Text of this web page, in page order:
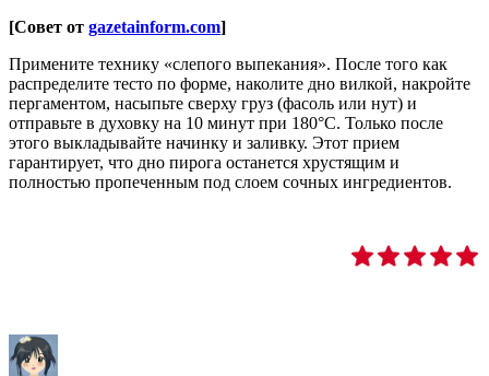
[Совет от gazetainform.com]
Примените технику «слепого выпекания». После того как
распределите тесто по форме, наколите дно вилкой, накройте
пергаментом, насыпьте сверху груз (фасоль или нут) и
отправьте в духовку на 10 минут при 180°C. Только после
этого выкладывайте начинку и заливку. Этот прием
гарантирует, что дно пирога останется хрустящим и
полностью пропеченным под слоем сочных ингредиентов.